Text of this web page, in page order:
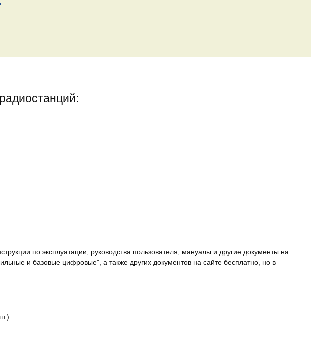
по эксплуатации, руководства пользователя, мануалы и другие документы на
и базовые цифровые", а также других документов на сайте бесплатно, но в